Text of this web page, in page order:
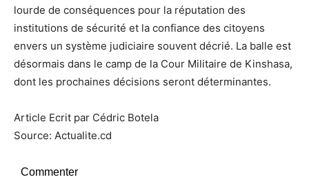
lourde de conséquences pour la réputation des
institutions de sécurité et la confiance des citoyens
envers un système judiciaire souvent décrié. La balle est
désormais dans le camp de la Cour Militaire de Kinshasa,
dont les prochaines décisions seront déterminantes.
Article Ecrit par Cédric Botela
Source: Actualite.cd
Commenter